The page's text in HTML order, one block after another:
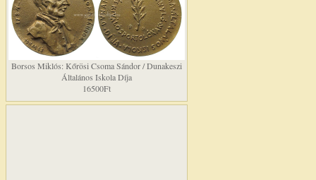
Borsos Miklós: Kőrösi Csoma Sándor / Dunakeszi
Általános Iskola Díja
16500Ft